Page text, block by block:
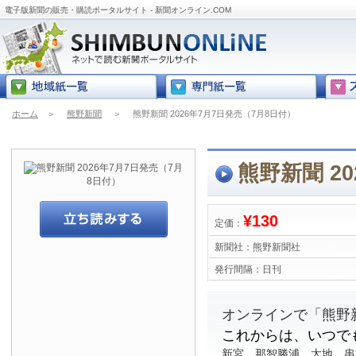
電子版新聞の販売・購読ポータルサイト - 新聞オンライン.COM
ホーム ＞ 熊野新聞 ＞ 熊野新聞 2026年7月7日発売（7月8日付）
熊野新聞
定価： ¥130
新聞社： 熊野新聞社
発行間隔： 日刊
オンラインで「熊
これからは、いつ
新宮、那智勝浦、太地、